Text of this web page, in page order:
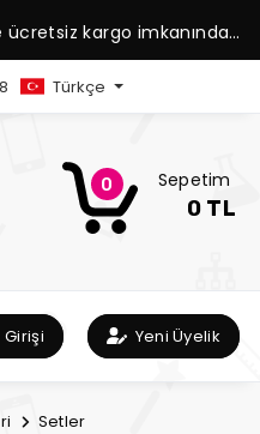
ücretsiz kargo imkanından
Türkçe
0 Sepetim
0 TL
Girişi Yeni Üyelik
Setler